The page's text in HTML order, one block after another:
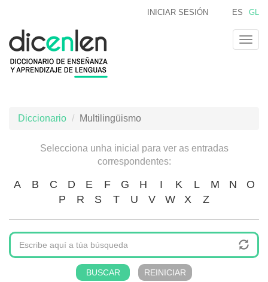
contido
principal
ES GL
INICIAR SESIÓN
Diccionario Multilingüismo
Selecciona unha inicial para ver as entradas
correspondentes:
A B C D E F G H I K L M N
O
P
R S T U V W X Z